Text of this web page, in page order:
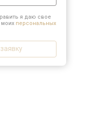
я даю свое
моих персональных